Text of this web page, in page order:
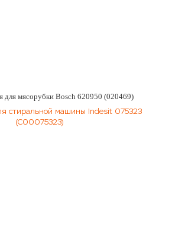
для мясорубки Bosch 620950 (020469)